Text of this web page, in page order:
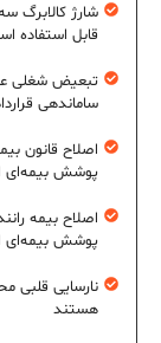
شارژ کالابرگ
قابل استفاده
تبعیض شغلی
ساماندهی
اصلاح قانون
پوشش بیمه‌ای
اصلاح بیمه
پوشش بیمه‌ای
نارسایی قلبی
هستند